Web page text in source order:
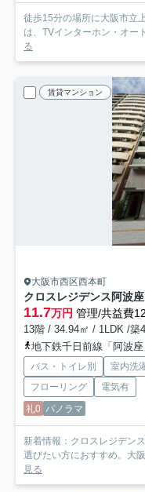
徒歩15分の場所に大阪市立
は、TVインターホン・オー
る
賃貸マンション
大阪市西区西本町
クロスレジデンス阿波座
11.7万円 管理/共益費
13階 / 34.94㎡ / 1LDK /築
地下鉄千日前線「阿波
バス・トイレ別 室内洗
フローリング
電気有
礼0 パノラマ
新着情報：クロスレジデン
選びたい方におすすめ。大
見る